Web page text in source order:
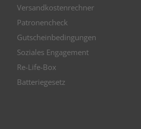
Versandkostenrechner
Patronencheck
Gutscheinbedingungen
Soziales Engagement
Re-Life-Box
Batteriegesetz